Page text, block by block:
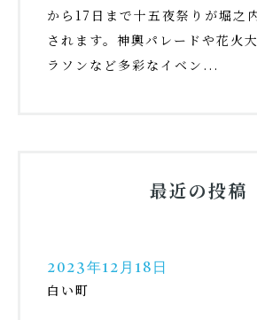
から17日まで十五夜祭りが堀之
されます。神輿パレードや花火
ラソンなど多彩なイベン...
最近の投稿
2023年12月18日
白い町